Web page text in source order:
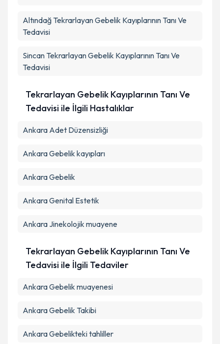
Takvim Talebini Gönder
Altındağ Tekrarlayan Gebelik Kayıplarının Tanı Ve
Tedavisi
Sincan Tekrarlayan Gebelik Kayıplarının Tanı Ve
Tedavisi
Tekrarlayan Gebelik Kayıplarının Tanı Ve
Tedavisi ile İlgili Hastalıklar
Ankara Adet Düzensizliği
Ankara Gebelik kayıpları
Ankara Gebelik
Ankara Genital Estetik
Ankara Jinekolojik muayene
Tekrarlayan Gebelik Kayıplarının Tanı Ve
Tedavisi ile İlgili Tedaviler
Ankara Gebelik muayenesi
Ankara Gebelik Takibi
Ankara Gebelikteki tahliller